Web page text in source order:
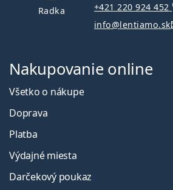
Radka
+421 220 924 452
info@lentiamo.sk
Nakupovanie online
Všetko o nákupe
Doprava
Platba
Výdajné miesta
Darčekový poukaz